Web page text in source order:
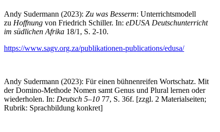
Andy Sudermann (2023): Zu was Besserm: Unterrichtsmodell
zu Hoffnung von Friedrich Schiller. In: eDUSA Deutschunterricht
im südlichen Afrika 18/1, S. 2-10.
https://www.sagv.org.za/publikationen-publications/edusa/
Andy Sudermann (2023): Für einen bühnenreifen Wortschatz. Mit
der Domino-Methode Nomen samt Genus und Plural lernen oder
wiederholen. In: Deutsch 5–10 77, S. 36f. [zzgl. 2 Materialseiten;
Rubrik: Sprachbildung konkret]